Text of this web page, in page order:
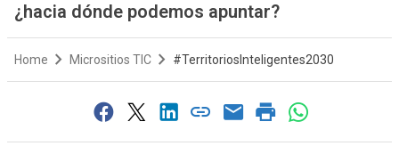
¿hacia dónde podemos apuntar?
Home Micrositios TIC #TerritoriosInteligentes2030